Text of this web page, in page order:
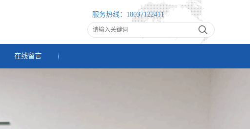
服务热线： 18037122411
在线留言